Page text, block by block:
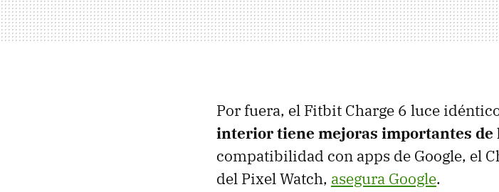
Por fuera, el Fitbit Charge 6 luce
interior tiene mejoras importantes de
compatibilidad con apps de Google, el
del Pixel Watch, asegura Google.